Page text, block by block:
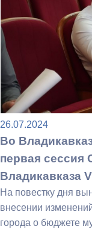
26.07.2024
Во
первая сессия
Владикавказа
На повестку дня
внесении
города о бюджете